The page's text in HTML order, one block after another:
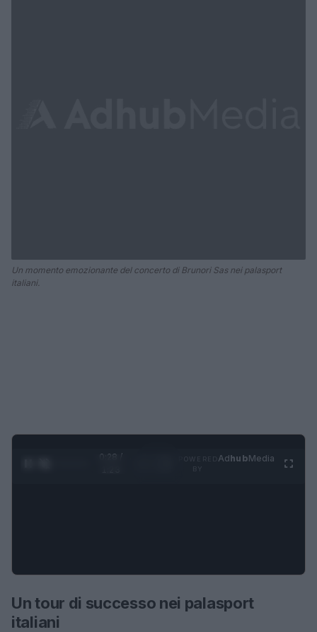
Un momento emozionante del concerto di Brunori Sas nei palasport
italiani.
0:28 /
AdhubMedia
Un tour di successo nei palasport
italiani